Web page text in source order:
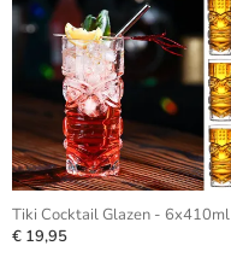
Tiki Cocktail Glazen - 6x410ml
€ 19,95